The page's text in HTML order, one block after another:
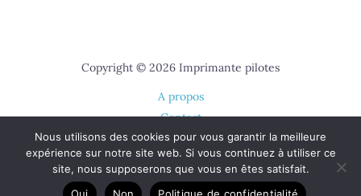
Copyright © 2026 Imprimante pilotes
A propos
Contact
Plan du site
Mentions légales
Politique de confidentialité
Nous utilisons des cookies pour vous garantir la meilleure
expérience sur notre site web. Si vous continuez à utiliser ce
site, nous supposerons que vous en êtes satisfait.
Oui
Non Politique de confidentialité